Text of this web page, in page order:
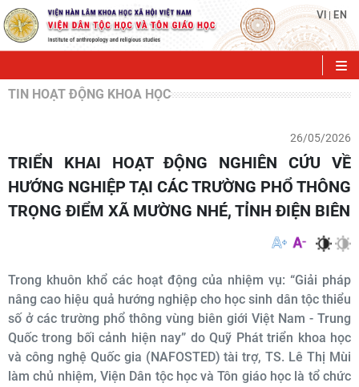
VI | EN
TIN HOẠT ĐỘNG KHOA HỌC
26/05/2026
TRIỂN KHAI HOẠT ĐỘNG NGHIÊN CỨU VỀ
HƯỚNG NGHIỆP TẠI CÁC TRƯỜNG PHỔ THÔNG
TRỌNG ĐIỂM XÃ MƯỜNG NHÉ, TỈNH ĐIỆN BIÊN
Trong khuôn khổ các hoạt động của nhiệm vụ: “Giải pháp
nâng cao hiệu quả hướng nghiệp cho học sinh dân tộc thiểu
số ở các trường phổ thông vùng biên giới Việt Nam - Trung
Quốc trong bối cảnh hiện nay” do Quỹ Phát triển khoa học
và công nghệ Quốc gia (NAFOSTED) tài trợ, TS. Lê Thị Mùi
làm chủ nhiệm, Viện Dân tộc học và Tôn giáo học là tổ chức